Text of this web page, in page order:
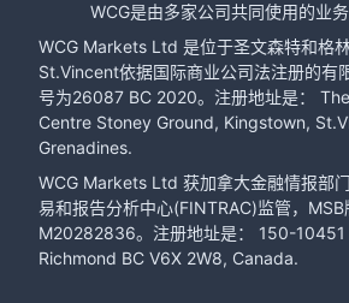
WCG是由多家公司共同使用的业务
WCG Markets Ltd 是位于圣文森特和格
St.Vincent依据国际商业公司法注册的有
号为26087 BC 2020。注册地址是：
Centre Stoney Ground, Kingstown,
Grenadines.
WCG Markets Ltd 获加拿大金融情报部
易和报告分析中心(FINTRAC)监管，MSB
M20282836。注册地址是： 150-
Richmond BC V6X 2W8, Canada.